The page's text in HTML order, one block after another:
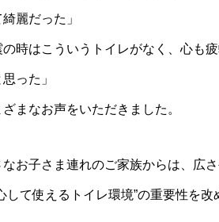
綺麗だった」
の時はこういうトイレがなく、心も
った」
まなお声をいただきました。
お子さま連れのご家族からは、広
して使えるトイレ環境”の重要性を改